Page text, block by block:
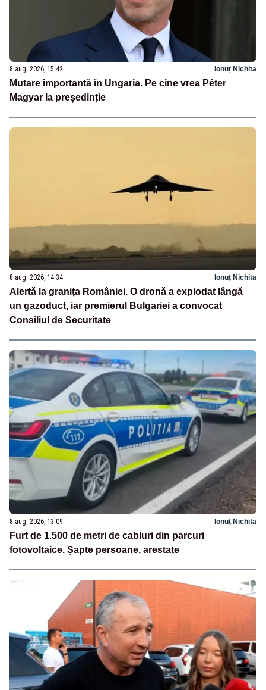
8 aug. 2026, 15:42 Ionuț Nichita
Mutare importantă în Ungaria. Pe cine vrea Péter
Magyar la președinție
8 aug. 2026, 14:34 Ionuț Nichita
Alertă la granița României. O dronă a explodat lângă
un gazoduct, iar premierul Bulgariei a convocat
Consiliul de Securitate
8 aug. 2026, 13:09 Ionuț Nichita
Furt de 1.500 de metri de cabluri din parcuri
fotovoltaice. Șapte persoane, arestate